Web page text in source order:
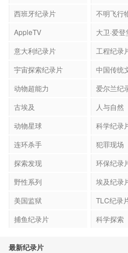
西班牙纪录片
不明飞行
AppleTV
大卫·爱登
意大利纪录片
工程纪录
宇宙探索纪录片
中国传统
动物超能力
爱尔兰纪
古埃及
人与自然
动物星球
科学纪录
连环杀手
犯罪现场
探索发现
环保纪录
野性系列
埃及纪录
美国监狱
TLC纪录
捕鱼纪录片
科学探索
最新纪录片